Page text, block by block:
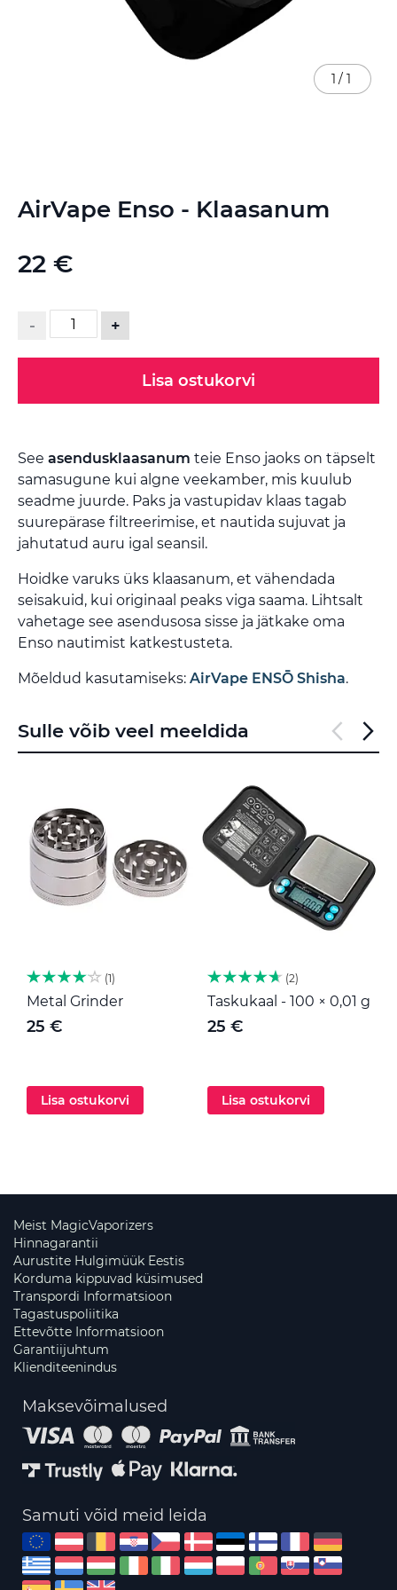
AirVape Enso - Klaasanum
22 €
- +
Lisa ostukorvi
See asendusklaasanum teie Enso jaoks on täpselt
samasugune kui algne veekamber, mis kuulub
seadme juurde. Paks ja vastupidav klaas tagab
suurepärase filtreerimise, et nautida sujuvat ja
jahutatud auru igal seansil.
Hoidke varuks üks klaasanum, et vähendada
seisakuid, kui originaal peaks viga saama. Lihtsalt
vahetage see asendusosa sisse ja jätkake oma
Enso nautimist katkestusteta.
Mõeldud kasutamiseks: AirVape ENSŌ Shisha.
1 / 1
to
of
gallery
Sulle võib veel meeldida
1
Metal Grinder
25 €
Lisa ostukorvi
2
Taskukaal - 100 × 0,01 g
25 €
Lisa ostukorvi
Meist MagicVaporizers
Hinnagarantii
Aurustite Hulgimüük Eestis
Korduma kippuvad küsimused
Transpordi Informatsioon
Tagastuspoliitika
Ettevõtte Informatsioon
Garantiijuhtum
Klienditeenindus
Maksevõimalused
Samuti võid meid leida